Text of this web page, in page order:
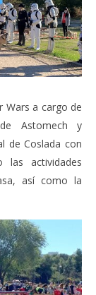
Wars a cargo de
Astomech y
de Coslada con
actividades
así como la